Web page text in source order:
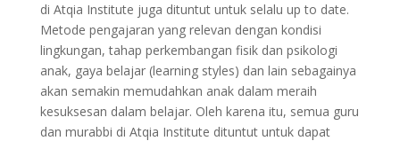
di Atqia Institute juga dituntut untuk selalu up to date.
Metode pengajaran yang relevan dengan kondisi
lingkungan, tahap perkembangan fisik dan psikologi
anak, gaya belajar (learning styles) dan lain sebagainya
akan semakin memudahkan anak dalam meraih
kesuksesan dalam belajar. Oleh karena itu, semua guru
dan murabbi di Atqia Institute dituntut untuk dapat